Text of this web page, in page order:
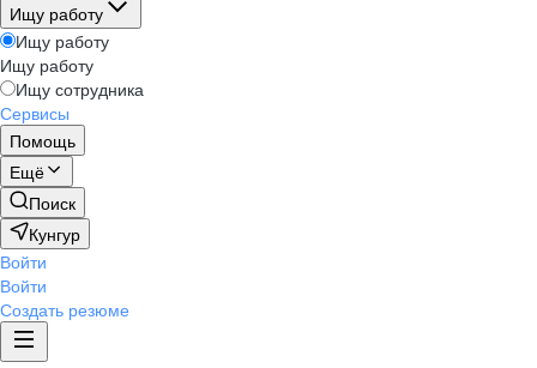
Ищу работу
Ищу работу
Ищу работу
Ищу сотрудника
Сервисы
Помощь
Ещё
Поиск
Кунгур
Войти
Войти
Создать резюме